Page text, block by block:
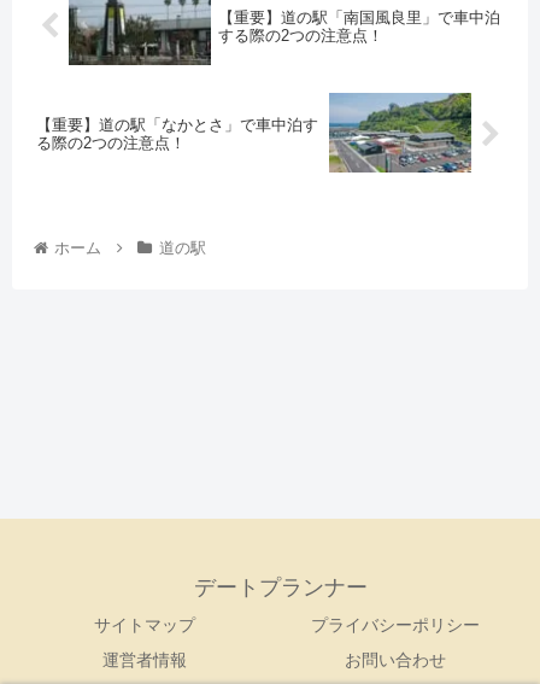
【重要】道の駅「南国風良里」で車中泊
する際の2つの注意点！
【重要】道の駅「なかとさ」で車中泊す
る際の2つの注意点！
ホーム 道の駅
デートプランナー
サイトマップ
プライバシーポリシー
運営者情報
お問い合わせ